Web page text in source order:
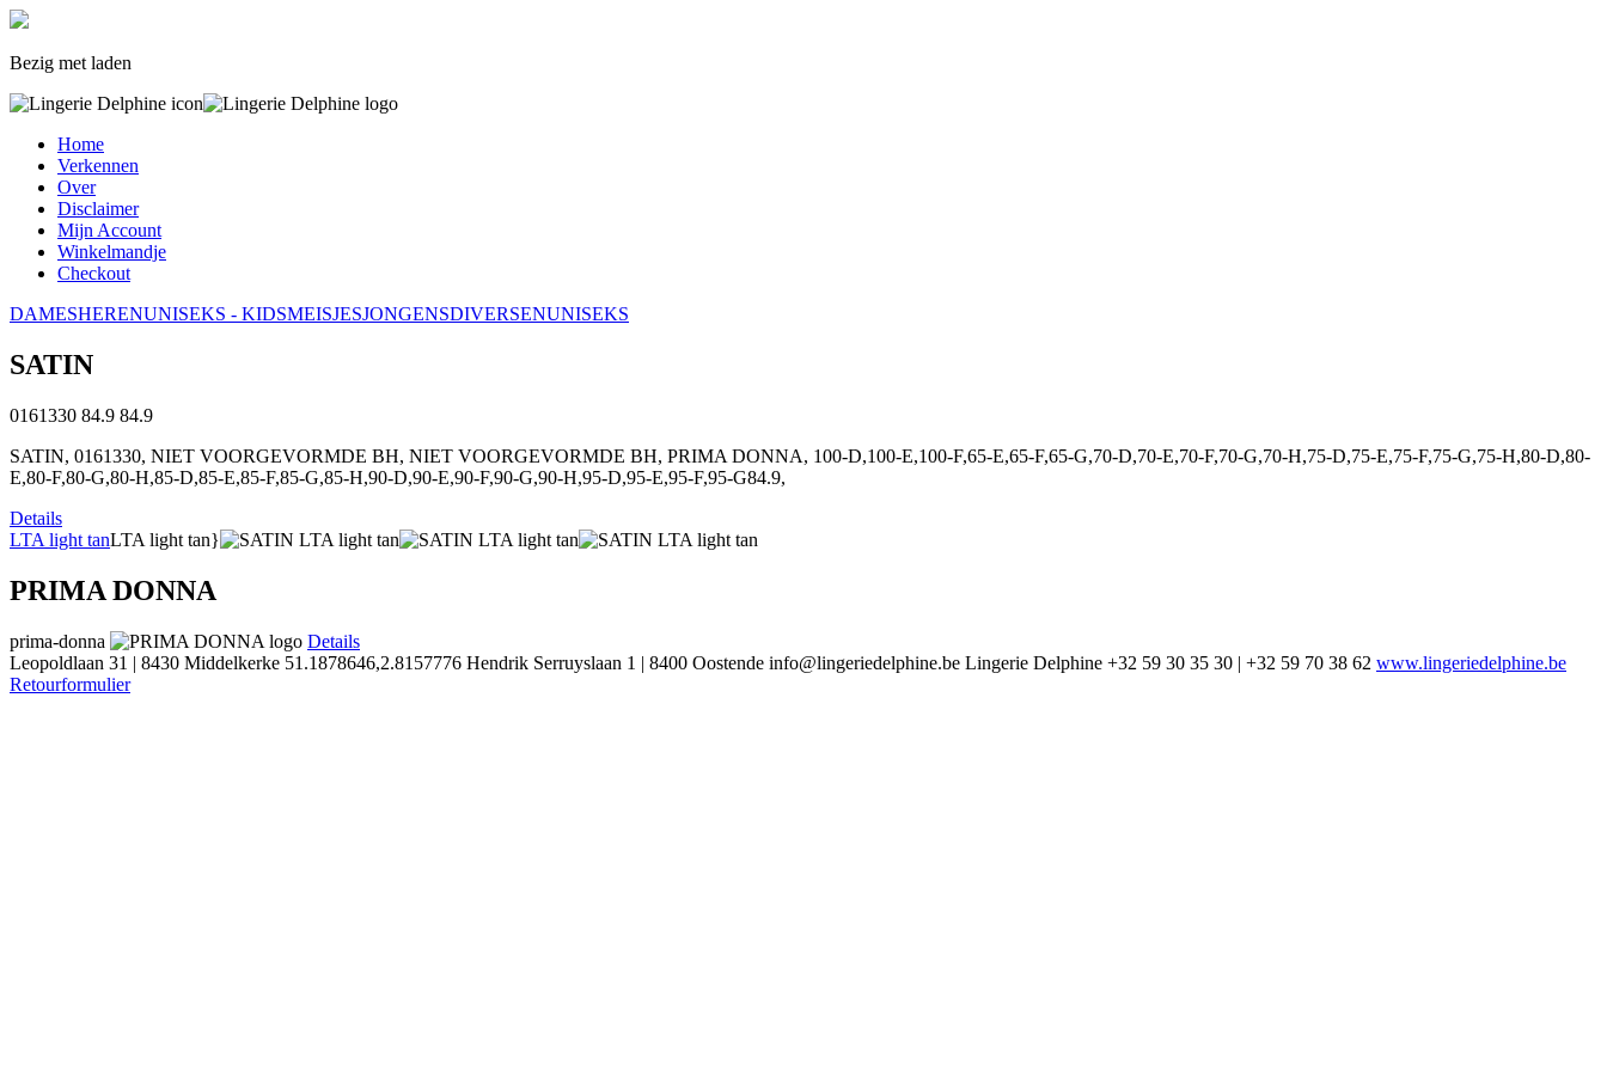
Bezig met laden
Home
Verkennen
Over
Disclaimer
Mijn Account
Winkelmandje
Checkout
DAMESHERENUNISEKS - KIDSMEISJESJONGENSDIVERSENUNISEKS
SATIN
0161330 84.9 84.9
SATIN, 0161330, NIET VOORGEVORMDE BH, NIET VOORGEVORMDE BH, PRIMA DONNA, 100-D,100-E,100-F,65-E,65-F,65-G,70-D,70-E,70-F,70-G,70-H,75-D,75-E,75-F,75-G,75-H,80-D,80-
E,80-F,80-G,80-H,85-D,85-E,85-F,85-G,85-H,90-D,90-E,90-F,90-G,90-H,95-D,95-E,95-F,95-G84.9,
Details
LTA light tanLTA light tan}
PRIMA DONNA
prima-donna
Details
Leopoldlaan 31 | 8430 Middelkerke 51.1878646,2.8157776 Hendrik Serruyslaan 1 | 8400 Oostende info@lingeriedelphine.be Lingerie Delphine +32 59 30 35 30 | +32 59 70 38 62 www.lingeriedelphine.be
Retourformulier